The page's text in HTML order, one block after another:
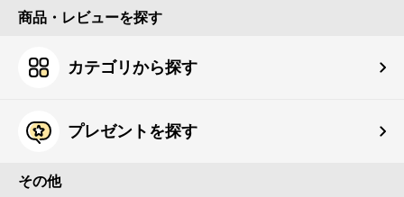
商品・レビューを探す
カテゴリから探す
プレゼントを探す
その他